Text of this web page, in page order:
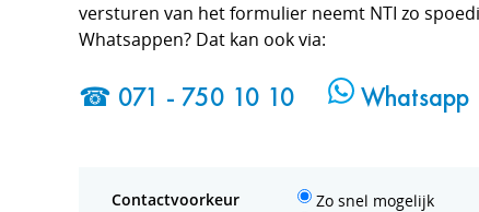
versturen van het formulier neemt NTI zo
Whatsappen? Dat kan ook via:
☎ 071 - 750 10 10 Whatsapp
Contactvoorkeur
Zo snel mogelijk